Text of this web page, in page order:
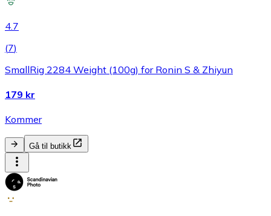
4.7
(7)
SmallRig 2284 Weight (100g) for Ronin S & Zhiyun
179 kr
Kommer
Gå til butikk